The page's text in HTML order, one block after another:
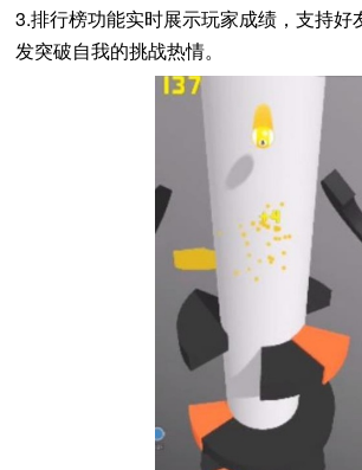
3.排行榜功能实时展示玩家成绩，支持好
发突破自我的挑战热情。